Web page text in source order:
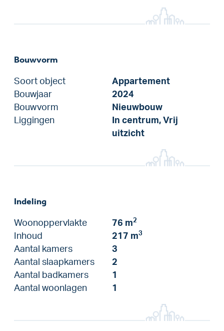
Bouwvorm
Soort object
Appartement
Bouwjaar
2024
Bouwvorm
Nieuwbouw
Liggingen
In centrum, Vrij
uitzicht
Indeling
Woonoppervlakte 76 m2
Inhoud 217 m3
Aantal kamers
3
Aantal slaapkamers
2
Aantal badkamers
1
Aantal woonlagen
1